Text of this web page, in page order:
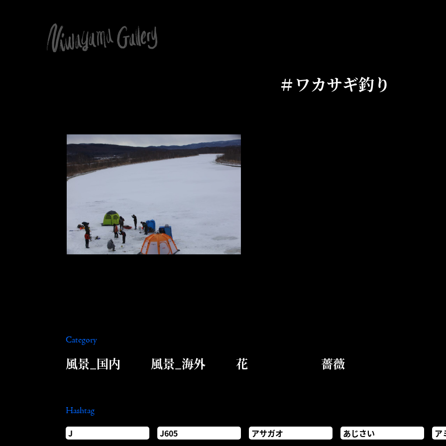
＃ワカサギ釣り
Category
風景_国内 風景_海外 花 薔薇
Hashtag
J J605 アサガオ あじさい ア